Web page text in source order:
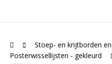
Stoep- en krijtborden
Posterwissellijsten - gekleurd